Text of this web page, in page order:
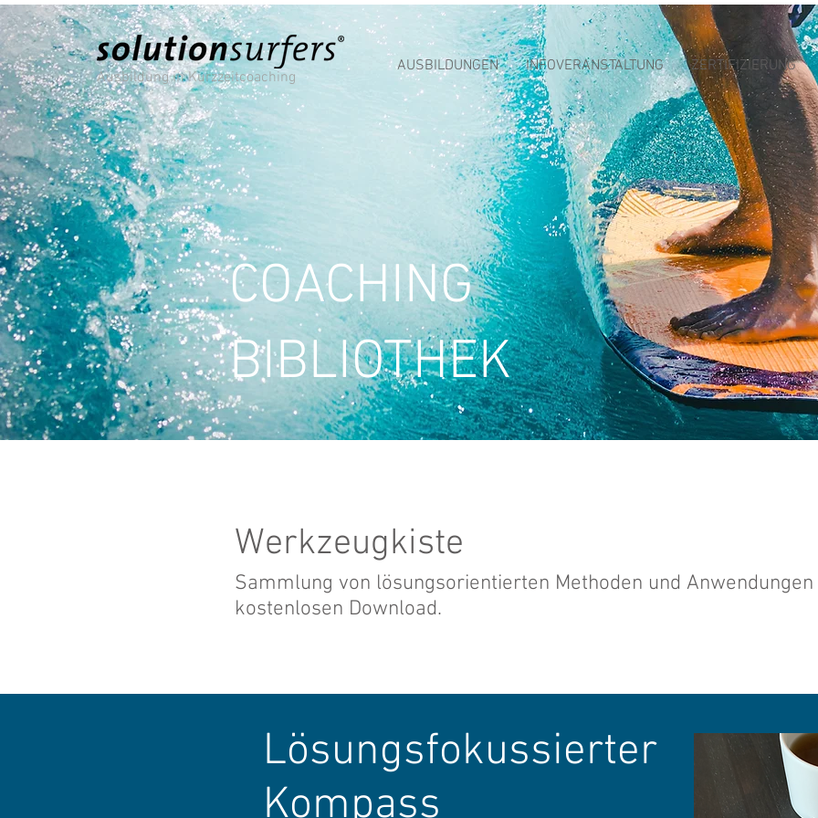
AUSBILDUNGEN INFOVERANSTALTUNG ZERTIFIZIERUNG
Ausbildung in Kurzzeitcoaching
COACHING
BIBLIOTHEK
Werkzeugkiste
Sammlung von lösungsorientierten Methoden und
kostenlosen Download.
Lösungsfokussierter
Kompass